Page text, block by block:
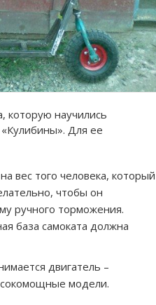
которую научились
Для ее
вес того человека, который
чтобы он
ручного торможения.
база самоката должна
двигатель –
модели.